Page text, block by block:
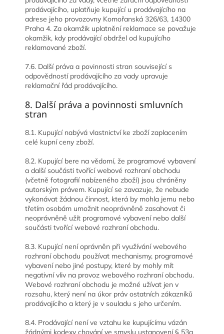
prodávajícího, uplatňuje kupující u prodávajícího na
adrese jeho provozovny Komořanská 326/63, 14300
Praha 4. Za okamžik uplatnění reklamace se považuje
okamžik, kdy prodávající obdržel od kupujícího
reklamované zboží.
7.6. Další práva a povinnosti stran související s
odpovědností prodávajícího za vady upravuje
reklamační řád prodávajícího.
8. Další práva a povinnosti smluvních
stran
8.1. Kupující nabývá vlastnictví ke zboží zaplacením
celé kupní ceny zboží.
8.2. Kupující bere na vědomí, že programové vybavení
a další součásti tvořící webové rozhraní obchodu
(včetně fotografií nabízeného zboží) jsou chráněny
autorským právem. Kupující se zavazuje, že nebude
vykonávat žádnou činnost, která by mohla jemu nebo
třetím osobám umožnit neoprávněně zasahovat či
neoprávněně užít programové vybavení nebo další
součásti tvořící webové rozhraní obchodu.
8.3. Kupující není oprávněn při využívání webového
rozhraní obchodu používat mechanismy, programové
vybavení nebo jiné postupy, které by mohly mít
negativní vliv na provoz webového rozhraní obchodu.
Webové rozhraní obchodu je možné užívat jen v
rozsahu, který není na úkor práv ostatních zákazníků
prodávajícího a který je v souladu s jeho určením.
8.4. Prodávající není ve vztahu ke kupujícímu vázán
žádnými kodexy chování ve smyslu ustanovení § 53a